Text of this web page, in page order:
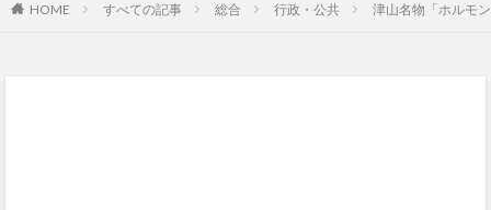
HOME すべての記事 総合 行政・公共 津山名物「ホルモ